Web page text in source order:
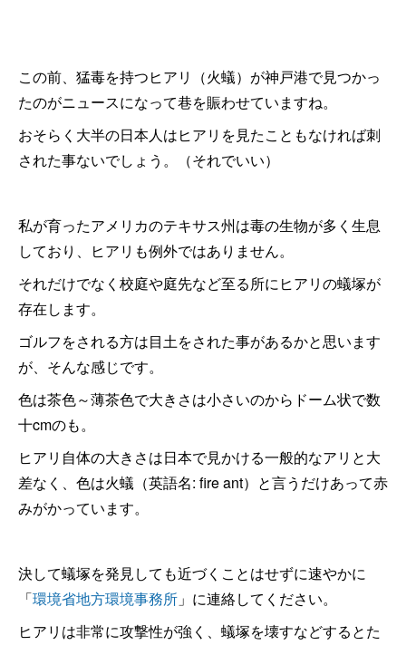
この前、猛毒を持つヒアリ（火蟻）が神戸港で見つかっ
たのがニュースになって巷を賑わせていますね。
おそらく大半の日本人はヒアリを見たこともなければ刺
された事ないでしょう。（それでいい）
私が育ったアメリカのテキサス州は毒の生物が多く生息
しており、ヒアリも例外ではありません。
それだけでなく校庭や庭先など至る所にヒアリの蟻塚が
存在します。
ゴルフをされる方は目土をされた事があるかと思います
が、そんな感じです。
色は茶色～薄茶色で大きさは小さいのからドーム状で数
十cmのも。
ヒアリ自体の大きさは日本で見かける一般的なアリと大
差なく、色は火蟻（英語名: fire ant）と言うだけあって赤
みがかっています。
決して蟻塚を発見しても近づくことはせずに速やかに
「環境省地方環境事務所 」に連絡してください。
ヒアリは非常に攻撃性が強く、蟻塚を壊すなどするとた